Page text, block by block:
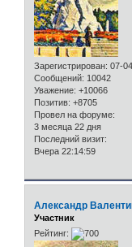
Зарегистрирован: 07-
Сообщений: 10042
Уважение: +10066
Позитив: +8705
Провел на форуме:
3 месяца 22 дня
Последний визит:
Вчера 22:14:59
Александр
Участник
Рейтинг: